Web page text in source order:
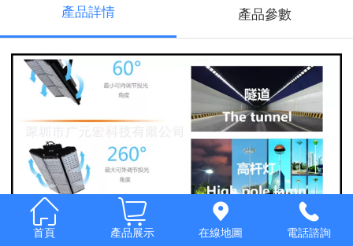
產品詳情 產品參數
首頁 產品展示 在線地圖 電話諮詢